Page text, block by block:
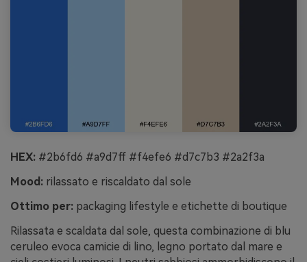
HEX: #2b6fd6 #a9d7ff #f4efe6 #d7c7b3 #2a2f3a
Mood: rilassato e riscaldato dal sole
Ottimo per: packaging lifestyle e etichette di boutique
Rilassata e scaldata dal sole, questa combinazione di blu
ceruleo evoca camicie di lino, legno portato dal mare e